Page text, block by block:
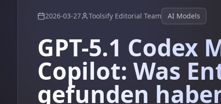
2026-03-27 Toolsify Editorial Team AI Models
GPT-5.1 Codex
Copilot: Was
gefunden